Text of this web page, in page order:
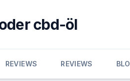
cbd-öl
REVIEWS REVIEWS